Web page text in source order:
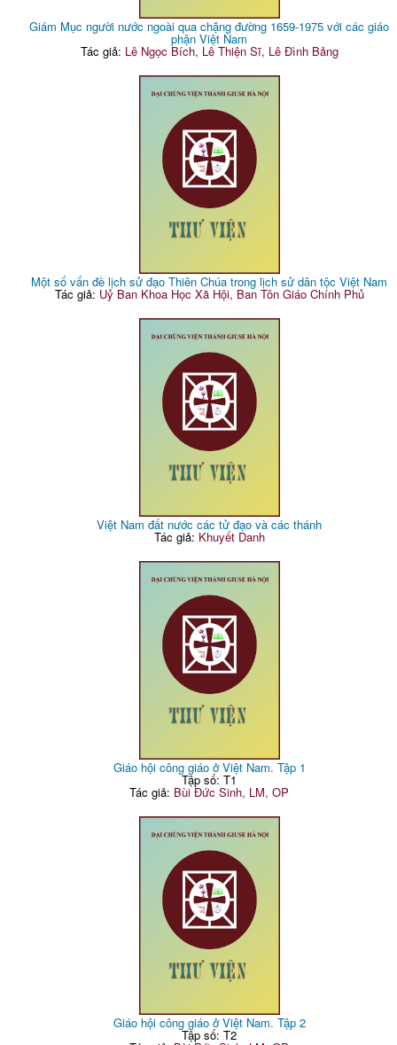
Giám Mục người nước ngoài qua chặng đường 1659-1975 với các giáo
phận Việt Nam
Tác giả: Lê Ngọc Bích, Lê Thiện Sĩ, Lê Đình Bảng
Một số vấn đề lịch sử đạo Thiên Chúa trong lịch sử dân tộc Việt Nam
Tác giả: Uỷ Ban Khoa Học Xã Hội, Ban Tôn Giáo Chính Phủ
Việt Nam đất nước các tử đạo và các thánh
Tác giả: Khuyết Danh
Giáo hội công giáo ở Việt Nam. Tập 1
Tập số: T1
Tác giả: Bùi Đức Sinh, LM, OP
Giáo hội công giáo ở Việt Nam. Tập 2
Tập số: T2